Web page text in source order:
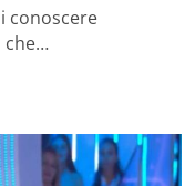
conoscere
che…